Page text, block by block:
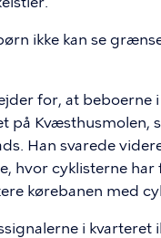
ikke kan se
for, at beboerne
på Kvæsthusmolen,
Han svarede
hvor cyklisterne
kørebanen med
i kvarteret